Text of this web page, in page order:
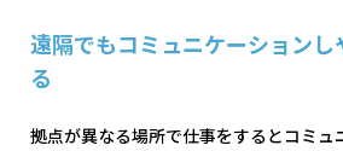
遠隔でもコミュニケーション
る
拠点が異なる場所で仕事をするとコミュ